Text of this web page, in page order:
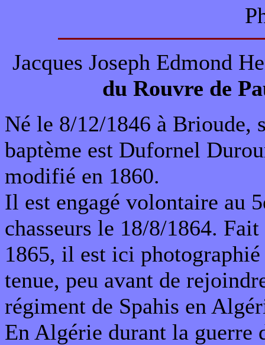
Jacques Joseph Edmond
du Rouvre de
Né le 8/12/1846 à Brioude,
baptème est Dufornel
modifié en 1860.
Il est engagé volontaire au
chasseurs le 18/8/1864.
1865, il est ici
tenue, peu avant de
régiment de Spahis en
En Algérie durant la guerre